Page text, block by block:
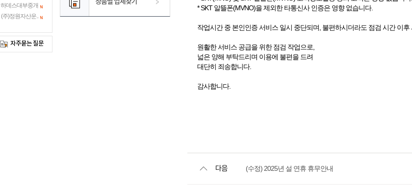
상품별 업체찾기
* SKT 알뜰폰(MVNO)을 제외한 타통신사 인증은 영향 없습니다.
작업시간 중 본인인증 서비스 일시 중단되며, 불편하시더라도 점검 시간 이
원활한 서비스 공급을 위한 점검 작업으로,
넓은 양해 부탁드리며 이용에 불편을 드려
대단히 죄송합니다.
감사합니다.
다음 (수정) 2025년 설 연휴 휴무안내
하데스대부중개
(주)정원자산운..
자주묻는 질문